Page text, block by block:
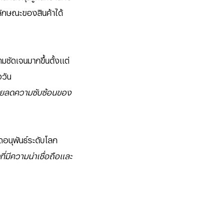
ษณะของสินค้าได้
ชัดเจนมากขึ้นตั้งแต่
วัน
ดความซับซ้อนของ
อนุพันธ์ระดับโลก
มีความน่าเชื่อถือและ